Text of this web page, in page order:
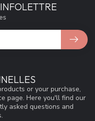
or your purchase,
page. Here you'll find our
asked questions and